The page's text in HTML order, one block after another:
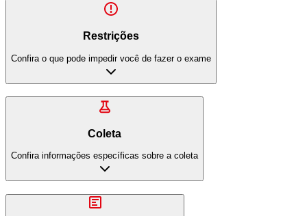
Restrições
Confira o que pode impedir você de fazer o exame
Coleta
Confira informações específicas sobre a coleta